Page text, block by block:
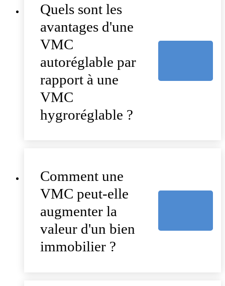
Quels sont les
avantages d'une
VMC
autoréglable par
rapport à une
VMC
hygroréglable ?
Comment une
VMC peut-elle
augmenter la
valeur d'un bien
immobilier ?